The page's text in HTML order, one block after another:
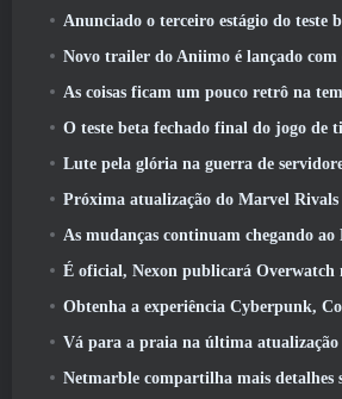
Anunciado o terceiro estágio do teste beta fechado das
Novo trailer do Aniimo é lançado com o lançamento
As coisas ficam um pouco retrô na
O teste beta fechado final do jogo de tiro F2P da Nexon Sudden
Lute pela glória na guerra de
Próxima atualização do Marvel Rivals leva
As mudanças continuam chegando ao RuneScape. Desta
É oficial, Nexon publicará Overwatch na Coreia
Obtenha a experiência Cyberpunk, Completo com ciberpsicose, No próximo
Vá para a praia na última atualização
Netmarble compartilha mais detalhes sobre o próximo jogo de nivelamento solo,